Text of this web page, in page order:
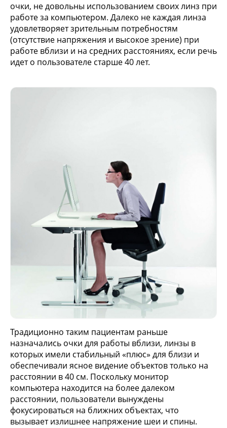
очки, не довольны использованием своих линз при
работе за компьютером. Далеко не каждая линза
удовлетворяет зрительным потребностям
(отсутствие напряжения и высокое зрение) при
работе вблизи и на средних расстояниях, если речь
идет о пользователе старше 40 лет.
Традиционно таким пациентам раньше
назначались очки для работы вблизи, линзы в
которых имели стабильный «плюс» для близи и
обеспечивали ясное видение объектов только на
расстоянии в 40 см. Поскольку монитор
компьютера находится на более далеком
расстоянии, пользователи вынуждены
фокусироваться на ближних объектах, что
вызывает излишнее напряжение шеи и спины.